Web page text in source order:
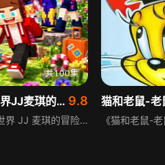
共100集
我的世界JJ麦琪的冒险假期 9.8
《我的世界 JJ 麦琪的冒险假期》讲述 JJ 与麦琪放下日常劳作，开启方块世界趣味假期。二人结伴游历奇特地形，搭建趣味小屋，偶遇各类生物，途中打闹不断，一边游玩一边化解小危机，轻松欢乐，满是童真趣味。
猫和老鼠-老